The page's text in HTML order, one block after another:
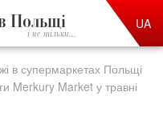
Польщі
і не тільки...
UA
в супермаркетах Польщі
Merkury Market у травні